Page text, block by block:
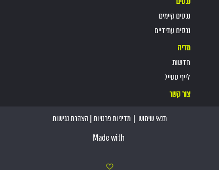
נכסים קיימים
נכסים עתידיים
מדיה
חדשות
לייף סטייל
צור קשר
תנאי שימוש | מדיניות פרטיות| הצהרת נגישות